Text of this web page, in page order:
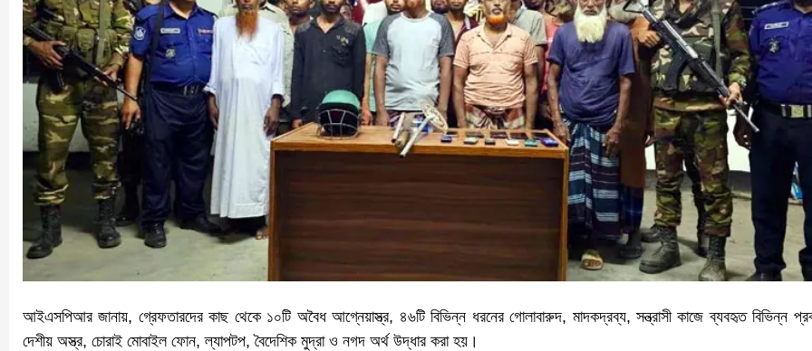
আইএসপিআর জানায়, গ্রেফতারদের কাছ থেকে ১০টি অবৈধ আগ্নেয়াস্ত্র, ৪৬টি বিভিন্ন ধরনের গোলাবারুদ, মাদকদ্রব্য, সন্ত্রাসী কাজে ব্যবহৃত বিভিন্ন
দেশীয় অস্ত্র, চোরাই মোবাইল ফোন, ল্যাপটপ, বৈদেশিক মুদ্রা ও নগদ অর্থ উদ্ধার করা হয়।